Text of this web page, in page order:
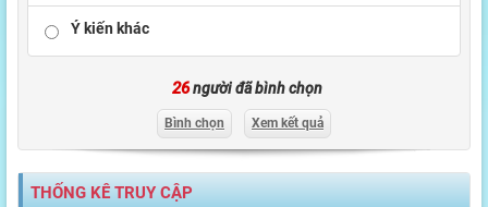
Ý kiến khác
26người đã bình chọn
Bình chọn Xem kết quả
THỐNG KÊ TRUY CẬP